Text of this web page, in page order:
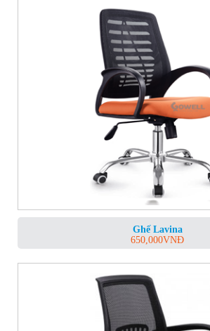
Ghế Lavina
650,000VNĐ